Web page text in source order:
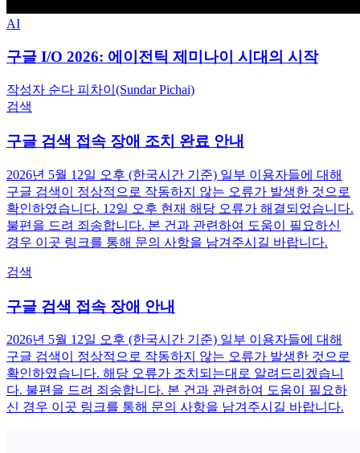
AI
구글 I/O 2026: 에이전틱 제미나이 시대의 시작
작성자 순다 피차이(Sundar Pichai)
검색
구글 검색 접속 장애 조치 완료 안내
2026년 5월 12일 오후 (한국시간 기준) 일부 이용자들에 대해
구글 검색이 정상적으로 작동하지 않는 오류가 발생한 것으로
확인하였습니다. 12일 오후 현재 해당 오류가 해결되었습니다.
불편을 드려 죄송합니다. 본 건과 관련하여 도움이 필요하신
경우 이곳 링크를 통해 문의 사항을 남겨주시길 바랍니다.
검색
구글 검색 접속 장애 안내
2026년 5월 12일 오후 (한국시간 기준) 일부 이용자들에 대해
구글 검색이 정상적으로 작동하지 않는 오류가 발생한 것으로
확인하였습니다. 해당 오류가 조치되는대로 알려드리겠습니
다. 불편을 드려 죄송합니다. 본 건과 관련하여 도움이 필요하
신 경우 이곳 링크를 통해 문의 사항을 남겨주시길 바랍니다.